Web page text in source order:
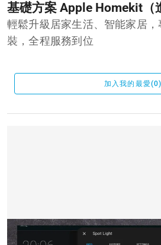
基礎方案 Apple Homekit（
輕鬆升級居家生活、智能家居
裝，全程服務到位
加入我的最愛(0)